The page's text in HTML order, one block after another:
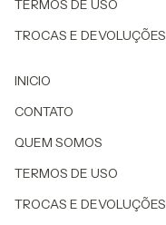
TERMOS DE USO
TROCAS E DEVOLUÇÕES
INICIO
CONTATO
QUEM SOMOS
TERMOS DE USO
TROCAS E DEVOLUÇÕES